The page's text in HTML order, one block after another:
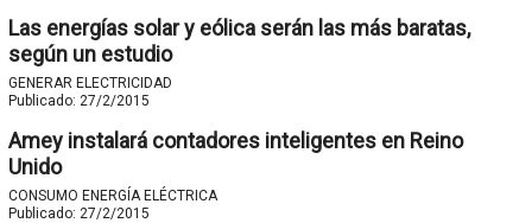
Las energías solar y eólica serán las más baratas,
según un estudio
GENERAR ELECTRICIDAD
Publicado: 27/2/2015
Amey instalará contadores inteligentes en Reino
Unido
CONSUMO ENERGÍA ELÉCTRICA
Publicado: 27/2/2015